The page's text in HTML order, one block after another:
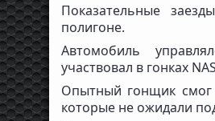
Показательные
полигоне.
Автомобиль
участвовал в гонках
Опытный гонщик смог
которые не ожидали